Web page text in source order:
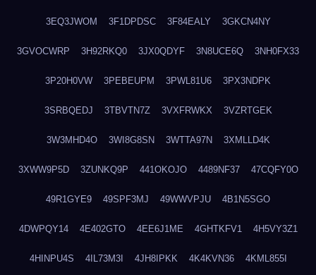
3EQ3JWOM 3F1DPDSC 3F84EALY 3GKCN4NY
3GVOCWRP 3H92RKQ0 3JX0QDYF 3N8UCE6Q 3NH0FX33
3P20H0VW 3PEBEUPM 3PWL81U6 3PX3NDPK
3SRBQEDJ 3TBVTN7Z 3VXFRWKX 3VZRTGEK
3W3MHD4O 3WI8G8SN 3WTTA97N 3XMLLD4K
3XWW9P5D 3ZUNKQ9P 441OKOJO 4489NF37 47CQFY0O
49R1GYE9 49SPF3MJ 49WWVPJU 4B1N5SGO
4DWPQY14 4E402GTO 4EE6J1ME 4GHTKFV1 4H5VY3Z1
4HINPU4S 4IL73M3I 4JH8IPKK 4K4KVN36 4KML855I